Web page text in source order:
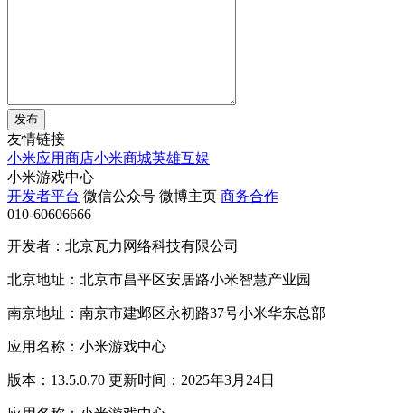
发布
友情链接
小米应用商店小米商城英雄互娱
小米游戏中心
开发者平台 微信公众号 微博主页 商务合作
010-60606666
开发者：北京瓦力网络科技有限公司
北京地址：北京市昌平区安居路小米智慧产业园
南京地址：南京市建邺区永初路37号小米华东总部
应用名称：小米游戏中心
版本：13.5.0.70 更新时间：2025年3月24日